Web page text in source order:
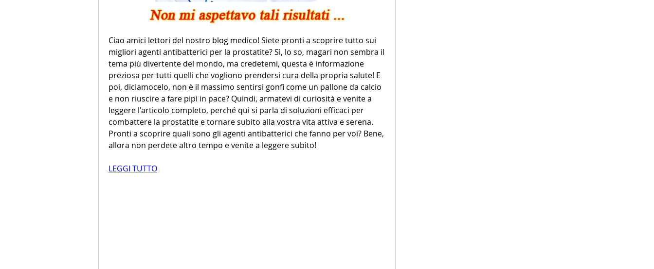
Ciao amici lettori del nostro blog medico! Siete pronti a scoprire tutto sui
migliori agenti antibatterici per la prostatite? Sì, lo so, magari non sembra il
tema più divertente del mondo, ma credetemi, questa è informazione
preziosa per tutti quelli che vogliono prendersi cura della propria salute! E
poi, diciamocelo, non è il massimo sentirsi gonfi come un pallone da calcio
e non riuscire a fare pipì in pace? Quindi, armatevi di curiosità e venite a
leggere l'articolo completo, perché qui si parla di soluzioni efficaci per
combattere la prostatite e tornare subito alla vostra vita attiva e serena.
Pronti a scoprire quali sono gli agenti antibatterici che fanno per voi? Bene,
allora non perdete altro tempo e venite a leggere subito!
LEGGI TUTTO